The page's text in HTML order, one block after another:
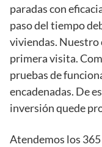
paradas con
paso del tiempo
viviendas. Nuestro
primera visita.
pruebas de
encadenadas. De
inversión quede
Atendemos los